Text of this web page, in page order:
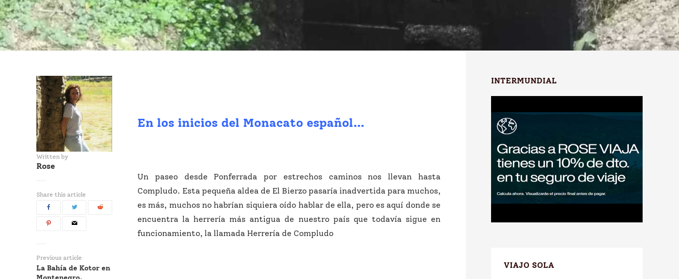
Written by
Rose
Share this article
Previous article
La Bahía de Kotor en
En los inicios del Monacato español…
Un paseo desde Ponferrada por estrechos caminos nos llevan hasta
Compludo. Esta pequeña aldea de El Bierzo pasaría inadvertida para muchos,
es más, muchos no habrían siquiera oído hablar de ella, pero es aquí donde se
encuentra la herrería más antigua de nuestro país que todavía sigue en
funcionamiento, la llamada Herrería de Compludo
INTERMUNDIAL
VIAJO SOLA